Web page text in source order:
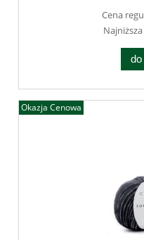
Cena
Okazja Cenowa